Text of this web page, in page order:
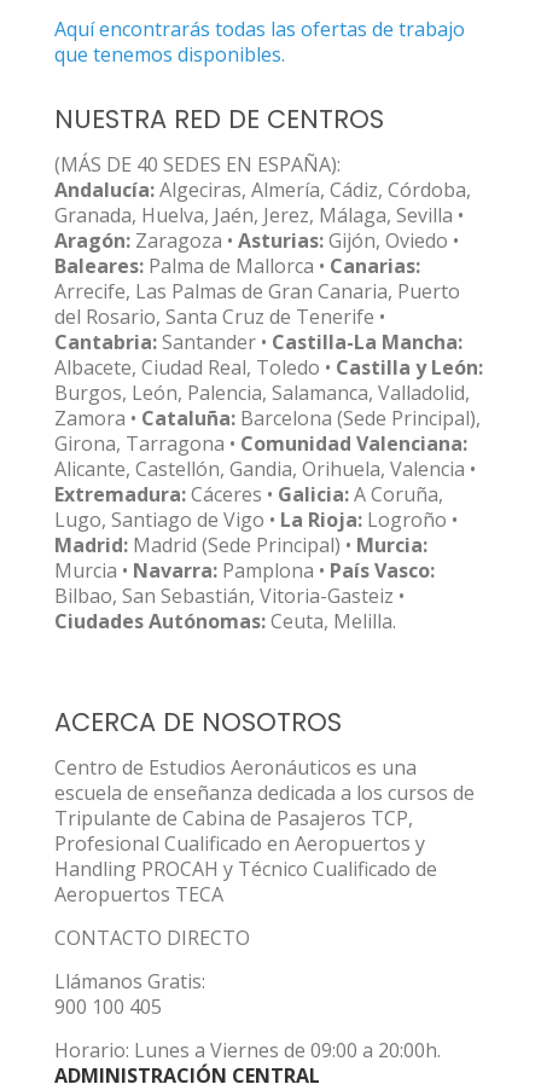
Aquí encontrarás todas las ofertas de trabajo
que tenemos disponibles.
NUESTRA RED DE CENTROS
(MÁS DE 40 SEDES EN ESPAÑA):
Andalucía:Algeciras, Almería, Cádiz, Córdoba,
Granada, Huelva, Jaén, Jerez, Málaga, Sevilla •
Aragón: Zaragoza • Asturias:Gijón, Oviedo •
Baleares: Palma de Mallorca • Canarias:
Arrecife, Las Palmas de Gran Canaria, Puerto
del Rosario, Santa Cruz de Tenerife •
Cantabria:Santander • Castilla-La Mancha:
Albacete, Ciudad Real, Toledo • Castilla y León:
Burgos, León, Palencia, Salamanca, Valladolid,
Zamora • Cataluña: Barcelona (Sede Principal),
Girona, Tarragona • Comunidad Valenciana:
Alicante, Castellón, Gandia, Orihuela, Valencia •
Extremadura:Cáceres • Galicia:A Coruña,
Lugo, Santiago de Vigo • La Rioja: Logroño •
Madrid: Madrid (Sede Principal) • Murcia:
Murcia • Navarra: Pamplona • País Vasco:
Bilbao, San Sebastián, Vitoria-Gasteiz •
Ciudades Autónomas:Ceuta, Melilla.
ACERCA DE NOSOTROS
Centro de Estudios Aeronáuticos es una
escuela de enseñanza dedicada a los cursos de
Tripulante de Cabina de Pasajeros TCP,
Profesional Cualificado en Aeropuertos y
Handling PROCAH y Técnico Cualificado de
Aeropuertos TECA
CONTACTO DIRECTO
Llámanos Gratis:
900 100 405
Horario: Lunes a Viernes de 09:00 a 20:00h.
ADMINISTRACIÓN CENTRAL